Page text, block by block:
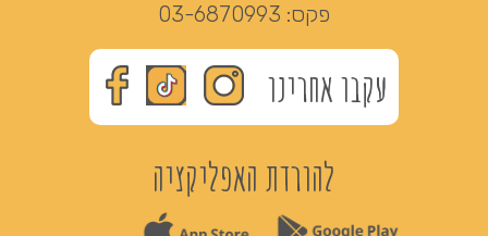
פקס: 03-6870993
עקבו אחרינו
להורדת האפליקציה